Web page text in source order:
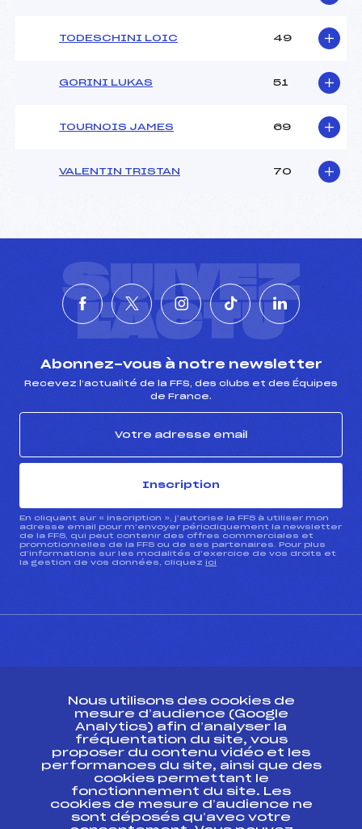
TODESCHINI LOIC 49
GORINI LUKAS 51
TOURNOIS JAMES 69
VALENTIN TRISTAN 70
SUIVEZ
L'ACTU
Abonnez-vous à notre newsletter
Recevez l’actualité de la FFS, des clubs et des Équipes
de France.
Inscription
En cliquant sur « inscription », j’autorise la FFS à utiliser mon
adresse email pour m’envoyer périodiquement la newsletter
de la FFS, qui peut contenir des offres commerciales et
promotionnelles de la FFS ou de ses partenaires. Pour plus
d’informations sur les modalités d’exercice de vos droits et
la gestion de vos données, cliquez ici
Ressources
Pass’Neige
Projet sportif fédéral
Projet de performance fédéral
Antidopage
Nous utilisons des cookies de
mesure d’audience (Google
Analytics) afin d’analyser la
fréquentation du site, vous
proposer du contenu vidéo et les
performances du site, ainsi que des
cookies permettant le
fonctionnement du site. Les
cookies de mesure d’audience ne
sont déposés qu’avec votre